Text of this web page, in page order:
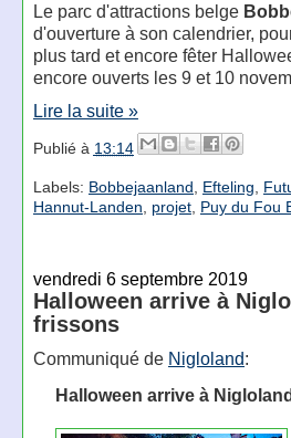
Le parc d'attractions belge
d'ouverture à son calendrier,
plus tard et encore fêter
encore ouverts les 9 et 10
Lire la suite »
Publié à 13:14
Labels: Bobbejaanland Efteling
Hannut-Landen
projet, Puy du Fou
vendredi 6 septembre 2019
Halloween arrive à
frissons
Communiqué de Nigloland:
Halloween arrive à